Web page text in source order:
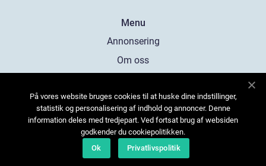
Menu
Annonsering
Om oss
Kontakta oss
Sitemap
På vores website bruges cookies til at huske dine indstillinger,
statistik og personalisering af indhold og annoncer. Denne
information deles med tredjepart. Ved fortsat brug af websiden
godkender du cookiepolitikken.
Ok
Privatlivspolitik